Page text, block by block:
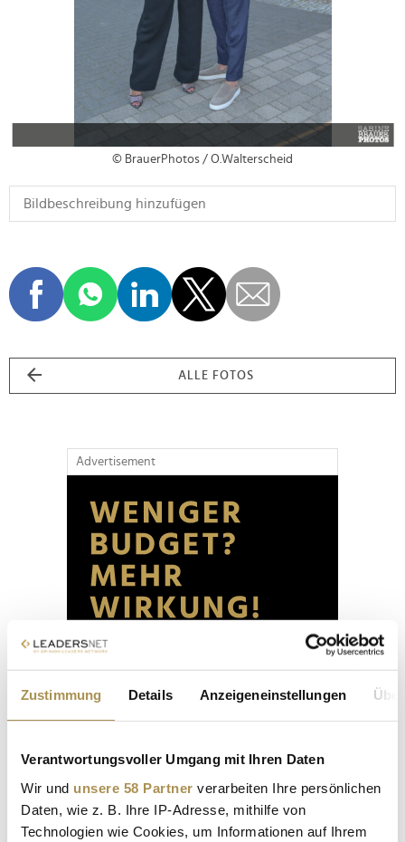
Zustimmung Details Anzeigeneinstellungen
Verantwortungsvoller Umgang mit Ihren Daten
Wir und unsere 58 Partner verarbeiten Ihre persönlichen
Daten, wie z. B. Ihre IP-Adresse, mithilfe von
Technologien wie Cookies, um Informationen auf Ihrem
© BrauerPhotos / O.Walterscheid
ALLE FOTOS
Advertisement